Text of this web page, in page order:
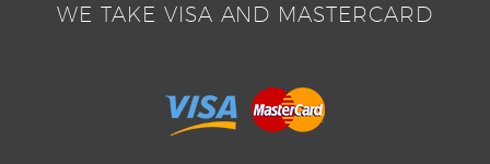
WE TAKE VISA AND MASTERCARD